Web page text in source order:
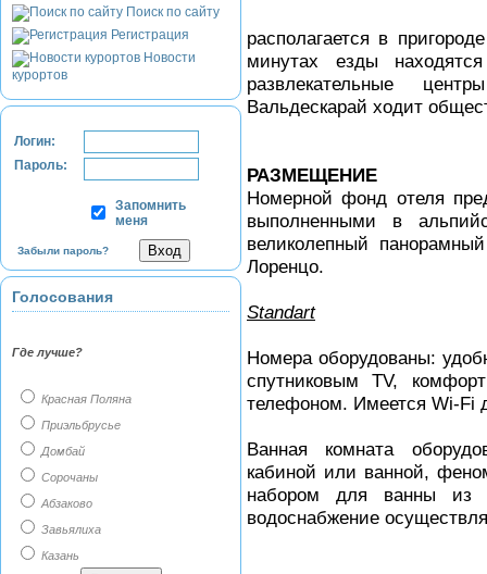
Поиск по сайту
Регистрация
Новости
курортов
Логин:
Пароль:
Запомнить
меня
Забыли пароль?
Голосования
Где лучше?
Красная Поляна
Приэльбрусье
Домбай
Сорочаны
Абзаково
Завьялиха
Казань
располагается в
минутах езды
развлекательные
Вальдескарай ходит
РАЗМЕЩЕНИЕ
Номерной фонд отеля
выполненными в
великолепный
Лоренцо.
Standart
Номера оборудованы:
спутниковым TV,
телефоном. Имеется Wi-Fi
Ванная комната
кабиной или ванной,
набором для ванны из
водоснабжение